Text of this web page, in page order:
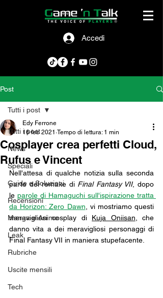
Accedi
Post
Tutti i post
News
Speciali
Guide e Soluzioni
Recensioni
Manga e Anime
Leak
Rubriche
Uscite mensili
Tech
Tutti i post
Cosplayer crea perfetti Cloud,
Rufus e Vincent
Edy Ferrone
16 feb 2021 Tempo di lettura: 1 min
Nell'attesa di qualche notizia sulla seconda
parte del remake di Final Fantasy VII, dopo
le parole di Hamaguchi sull'ispirazione tratta
da Horizon: Zero Dawn , vi mostriamo questi
meravigliosi cosplay di Kuja Oniisan , che
danno vita a dei meravigliosi personaggi di
Final Fantasy VII in maniera stupefacente.